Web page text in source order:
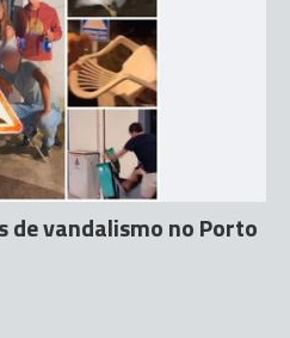
de vandalismo no Porto